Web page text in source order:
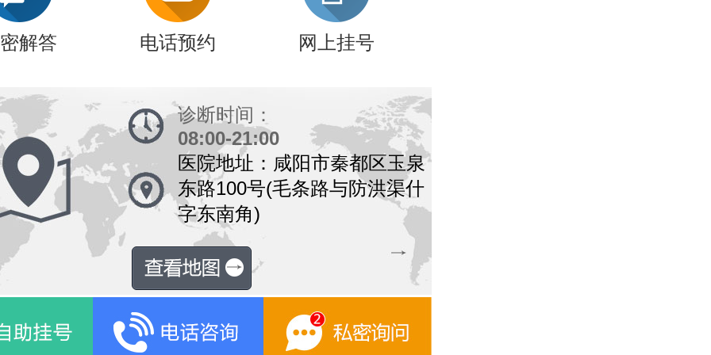
解答 电话预约 网上挂号
诊断时间：
08:00-21:00
医院地址：咸阳市秦都区玉泉
东路100号(毛条路与防洪渠什
字东南角)